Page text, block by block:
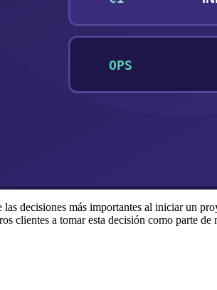
decisiones más importantes al iniciar un
clientes a tomar esta decisión como parte de